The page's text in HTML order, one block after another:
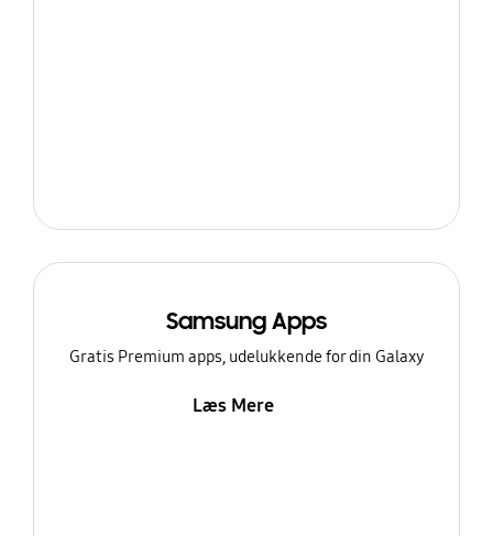
Samsung Apps
Gratis Premium apps, udelukkende for din Galaxy
Læs Mere